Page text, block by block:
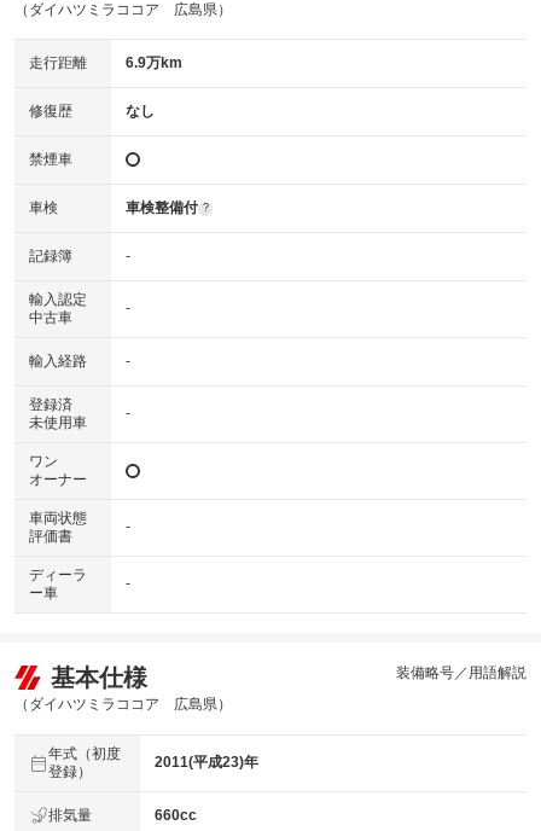
（ダイハツミラココア 広島県）
走行距離 6.9万km
修復歴 なし
禁煙車
車検 車検整備付 ?
記録簿 -
輸入認定
中古車
-
輸入経路 -
登録済
未使用車
-
ワン
オーナー
車両状態
評価書
-
ディーラ
ー車
-
基本仕様
（ダイハツミラココア 広島県）
装備略号／用語解説
年式（初度
登録）
2011(平成23)年
排気量 660cc